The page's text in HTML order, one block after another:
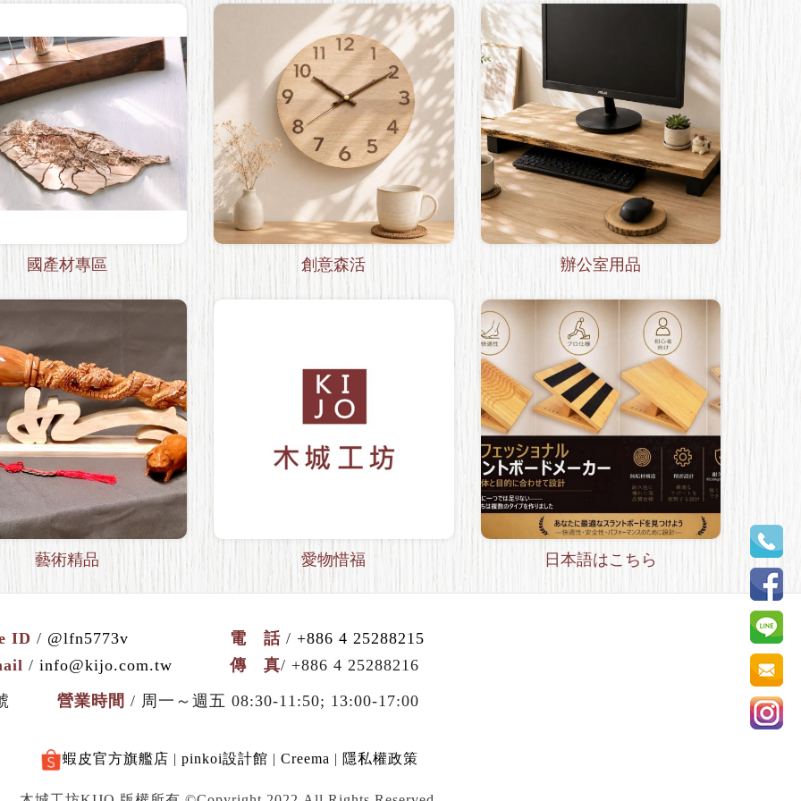
國產材專區 創意森活 辦公室用品
藝術精品 愛物惜福 日本語はこちら
ID / @lfn5773v
/ info@kijo.com.tw
電 話/ +886 4 25288215
傳 真/ +886 4 25288216
營業時間 / 周一～週五 08:30-11:50; 13:00-17:00
蝦皮官方旗艦店 | pinkoi設計館 | Creema | 隱私權政策